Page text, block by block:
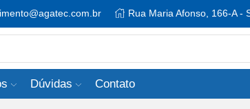
Rua Maria Afonso, 166-A -
input
Dúvidas Contato